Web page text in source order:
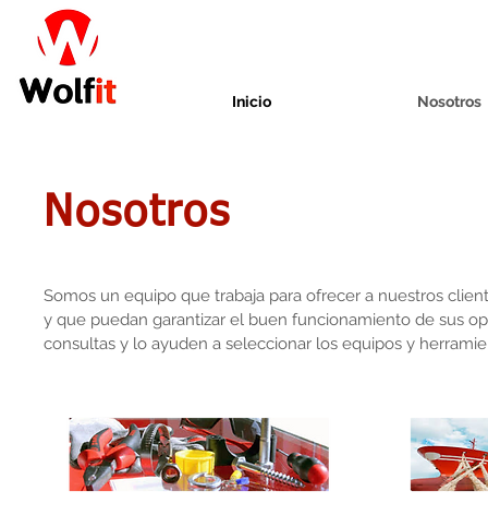
Inicio Nosotros
Nosotros
Somos un equipo que trabaja para ofrecer a nuestros
y que puedan garantizar el buen funcionamiento de sus
consultas y lo ayuden a seleccionar los equipos y